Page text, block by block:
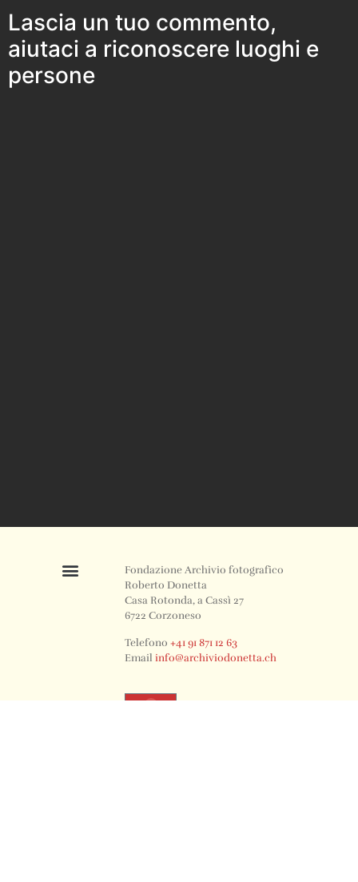
Lascia un tuo commento,
aiutaci a riconoscere luoghi e
persone
Fondazione Archivio fotografico
Roberto Donetta
Casa Rotonda, a Cassì 27
6722 Corzoneso
Telefono+41 91 871 12 63
Emailinfo@archiviodonetta.ch